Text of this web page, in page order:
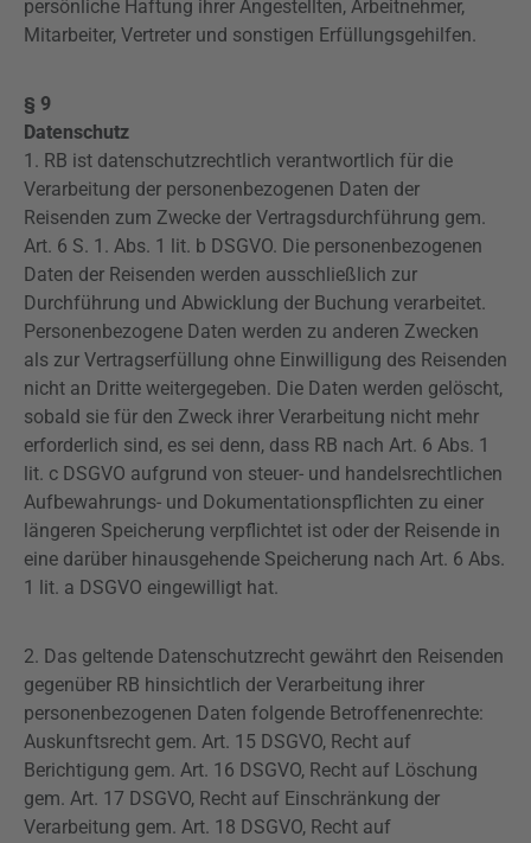
persönliche Haftung ihrer Angestellten, Arbeitnehmer,
Mitarbeiter, Vertreter und sonstigen Erfüllungsgehilfen.
§ 9
Datenschutz
1. RB ist datenschutzrechtlich verantwortlich für die
Verarbeitung der personenbezogenen Daten der
Reisenden zum Zwecke der Vertragsdurchführung gem.
Art. 6 S. 1. Abs. 1 lit. b DSGVO. Die personenbezogenen
Daten der Reisenden werden ausschließlich zur
Durchführung und Abwicklung der Buchung verarbeitet.
Personenbezogene Daten werden zu anderen Zwecken
als zur Vertragserfüllung ohne Einwilligung des Reisenden
nicht an Dritte weitergegeben. Die Daten werden gelöscht,
sobald sie für den Zweck ihrer Verarbeitung nicht mehr
erforderlich sind, es sei denn, dass RB nach Art. 6 Abs. 1
lit. c DSGVO aufgrund von steuer- und handelsrechtlichen
Aufbewahrungs- und Dokumentationspflichten zu einer
längeren Speicherung verpflichtet ist oder der Reisende in
eine darüber hinausgehende Speicherung nach Art. 6 Abs.
1 lit. a DSGVO eingewilligt hat.
2. Das geltende Datenschutzrecht gewährt den Reisenden
gegenüber RB hinsichtlich der Verarbeitung ihrer
personenbezogenen Daten folgende Betroffenenrechte:
Auskunftsrecht gem. Art. 15 DSGVO, Recht auf
Berichtigung gem. Art. 16 DSGVO, Recht auf Löschung
gem. Art. 17 DSGVO, Recht auf Einschränkung der
Verarbeitung gem. Art. 18 DSGVO, Recht auf